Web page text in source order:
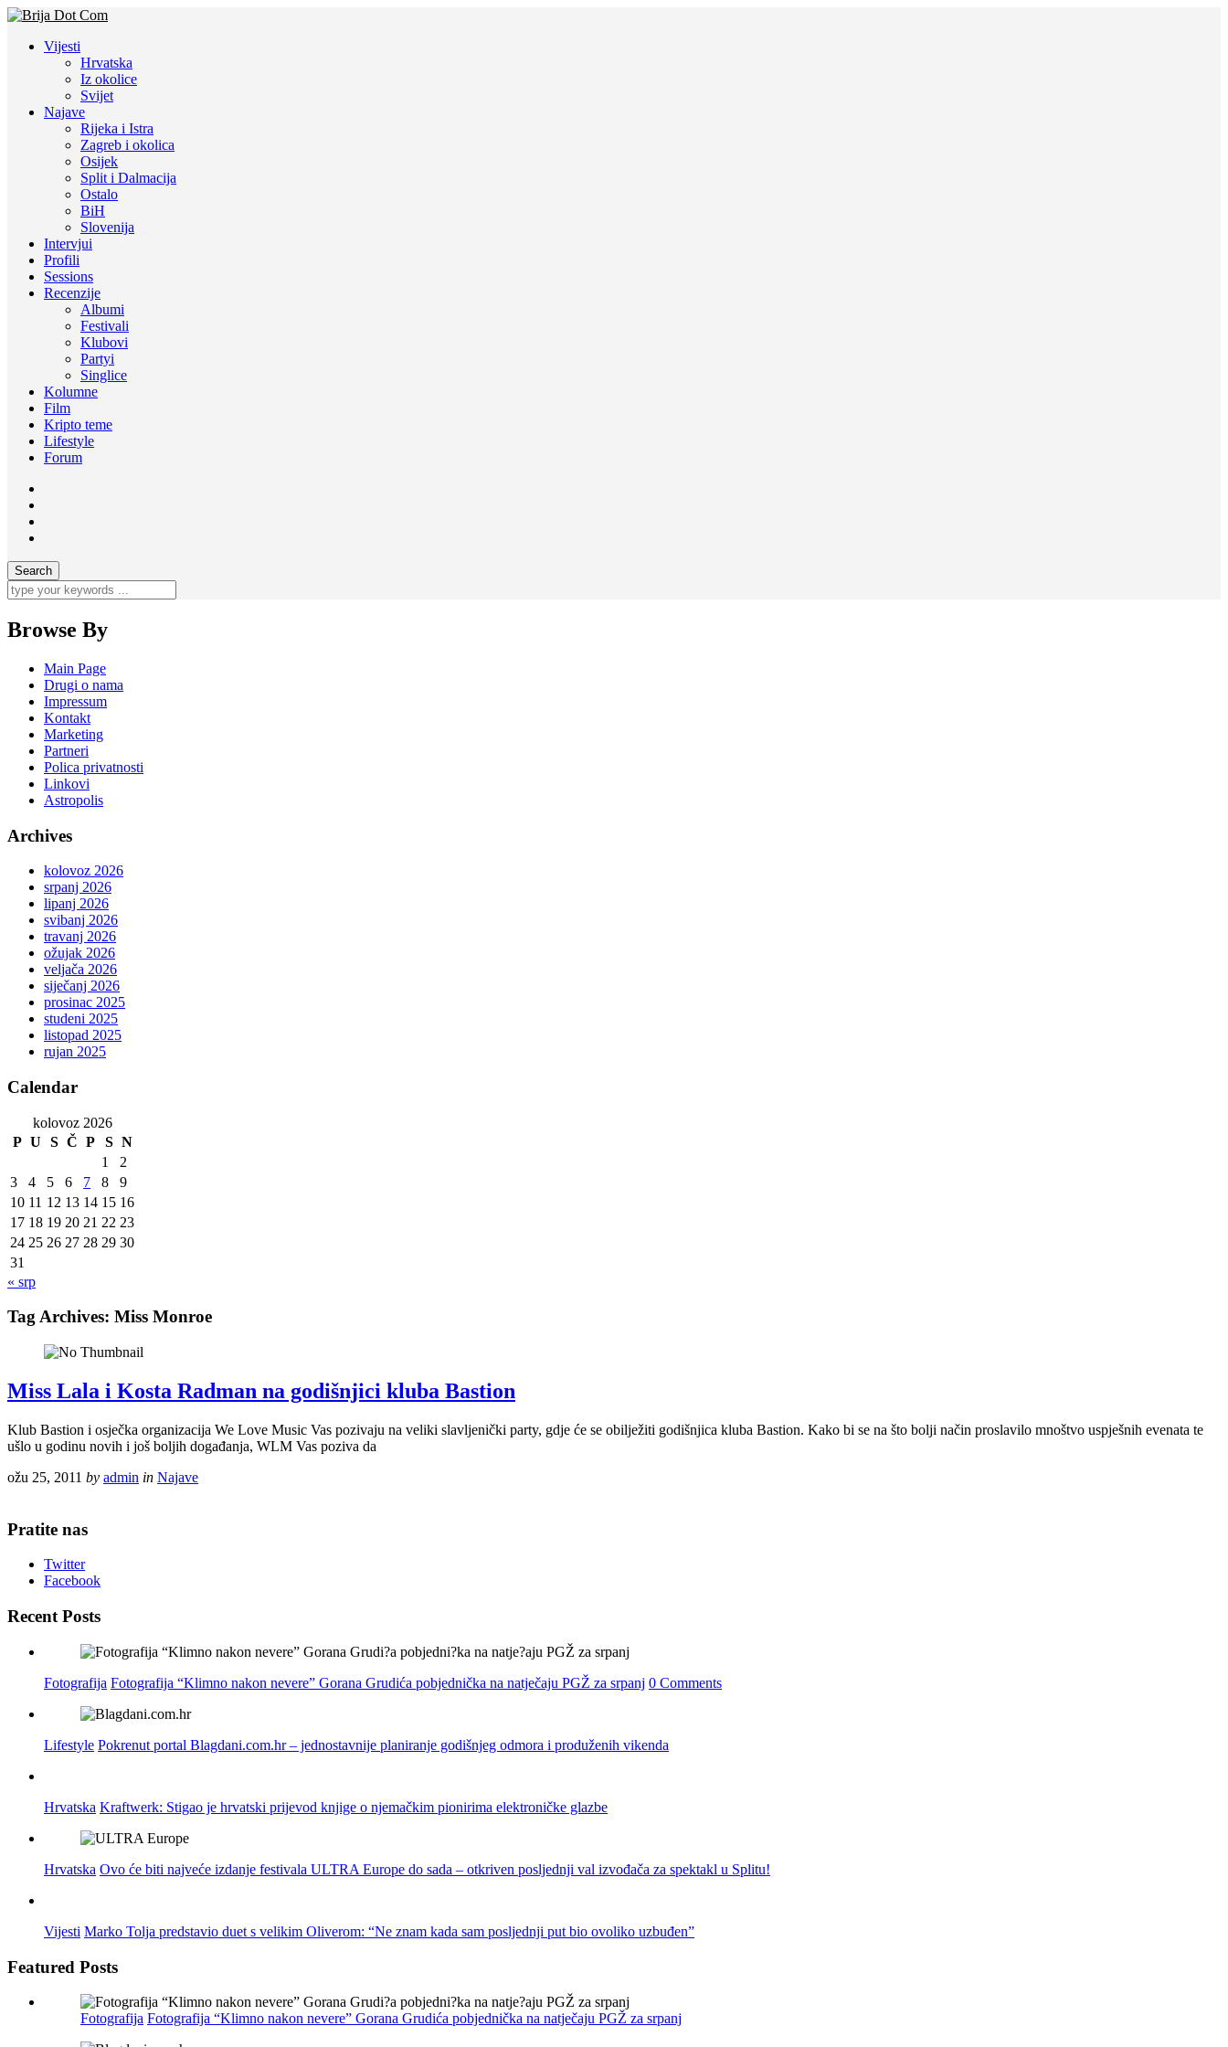
Vijesti
Hrvatska
Iz okolice
Svijet
Najave
Rijeka i Istra
Zagreb i okolica
Osijek
Split i Dalmacija
Ostalo
BiH
Slovenija
Intervjui
Profili
Sessions
Recenzije
Albumi
Festivali
Klubovi
Partyi
Singlice
Kolumne
Film
Kripto teme
Lifestyle
Forum
Browse By
Main Page
Drugi o nama
Impressum
Kontakt
Marketing
Partneri
Polica privatnosti
Linkovi
Astropolis
Archives
kolovoz 2026
srpanj 2026
lipanj 2026
svibanj 2026
travanj 2026
ožujak 2026
veljača 2026
siječanj 2026
prosinac 2025
studeni 2025
listopad 2025
rujan 2025
Calendar
kolovoz 2026
P U S Č P S N
1
2
3
4 5 6 7 8
9
10 11 12 13 14 15 16
17 18 19 20 21 22 23
24 25 26 27 28 29 30
31
« srp
Tag Archives: Miss Monroe
Miss Lala i Kosta Radman na godišnjici kluba Bastion
Klub Bastion i osječka organizacija We Love Music Vas pozivaju na veliki slavljenički party, gdje će se obilježiti godišnjica kluba Bastion. Kako bi se na što bolji način proslavilo mnoštvo uspješnih evenata te
ušlo u godinu novih i još boljih događanja, WLM Vas poziva da
ožu 25, 2011 by admin in Najave
Pratite nas
Twitter
Facebook
Recent Posts
Fotografija Fotografija “Klimno nakon nevere” Gorana Grudića pobjednička na natječaju PGŽ za srpanj 0 Comments
Lifestyle Pokrenut portal Blagdani.com.hr – jednostavnije planiranje godišnjeg odmora i produženih vikenda
Hrvatska Kraftwerk: Stigao je hrvatski prijevod knjige o njemačkim pionirima elektroničke glazbe
Hrvatska Ovo će biti najveće izdanje festivala ULTRA Europe do sada – otkriven posljednji val izvođača za spektakl u Splitu!
Vijesti Marko Tolja predstavio duet s velikim Oliverom: “Ne znam kada sam posljednji put bio ovoliko uzbuđen”
Featured Posts
Fotografija Fotografija “Klimno nakon nevere” Gorana Grudića pobjednička na natječaju PGŽ za srpanj